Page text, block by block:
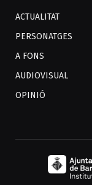
ACTUALITAT
PERSONATGES
A FONS
AUDIOVISUAL
OPINIÓ